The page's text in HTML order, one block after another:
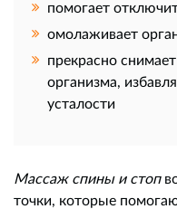
помогает
омолаживает
прекрасно
организма,
усталости
Массаж спины и стоп
точки, которые